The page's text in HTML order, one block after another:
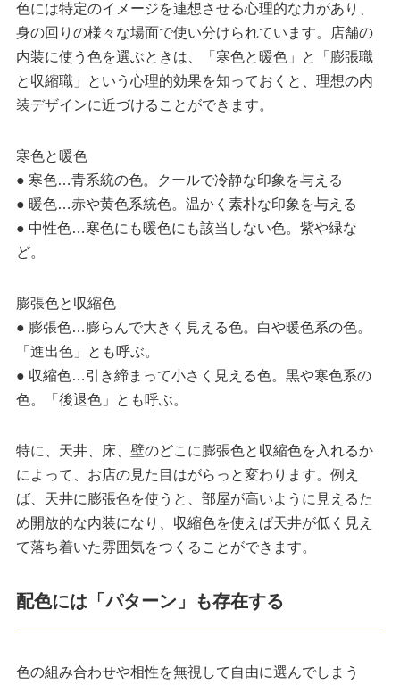
色には特定のイメージを連想させる心理的な力があり、
身の回りの様々な場面で使い分けられています。店舗の
内装に使う色を選ぶときは、「寒色と暖色」と「膨張職
と収縮職」という心理的効果を知っておくと、理想の内
装デザインに近づけることができます。
寒色と暖色
● 寒色…青系統の色。クールで冷静な印象を与える
● 暖色…赤や黄色系統色。温かく素朴な印象を与える
● 中性色…寒色にも暖色にも該当しない色。紫や緑な
ど。
膨張色と収縮色
● 膨張色…膨らんで大きく見える色。白や暖色系の色。
「進出色」とも呼ぶ。
● 収縮色…引き締まって小さく見える色。黒や寒色系の
色。「後退色」とも呼ぶ。
特に、天井、床、壁のどこに膨張色と収縮色を入れるか
によって、お店の見た目はがらっと変わります。例え
ば、天井に膨張色を使うと、部屋が高いように見えるた
め開放的な内装になり、収縮色を使えば天井が低く見え
て落ち着いた雰囲気をつくることができます。
配色には「パターン」も存在する
色の組み合わせや相性を無視して自由に選んでしまう